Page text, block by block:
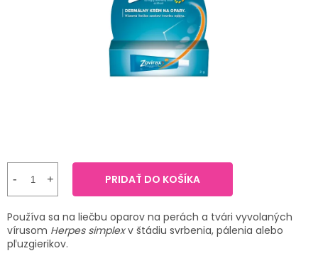
ZDRAVOTNÍCKE
POMÔCKY
PRÍRODNÉ
LIEKY
PRIDAŤ DO KOŠÍKA
Používa sa na liečbu oparov na perách a tvári vyvolaných
vírusom Herpes simplexv štádiu svrbenia, pálenia alebo
pľuzgierikov.